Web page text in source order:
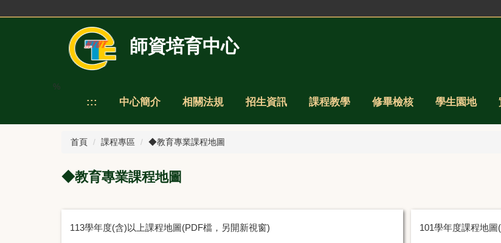
師資培育中心
::: 中心簡介 相關法規 招生資訊 課程教學 修畢檢核 學生園地
%
首頁 課程專區 ◆教育專業課程地圖
◆教育專業課程地圖
113學年度(含)以上課程地圖(PDF檔，另開新視窗) 101學年度課程地